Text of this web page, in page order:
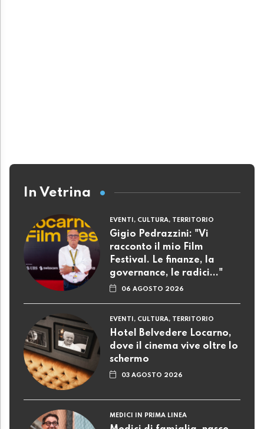
In Vetrina
EVENTI, CULTURA, TERRITORIO
Gigio Pedrazzini: "Vi
racconto il mio Film
Festival. Le finanze, la
governance, le radici..."
06 AGOSTO 2026
EVENTI, CULTURA, TERRITORIO
Hotel Belvedere Locarno,
dove il cinema vive oltre lo
schermo
03 AGOSTO 2026
MEDICI IN PRIMA LINEA